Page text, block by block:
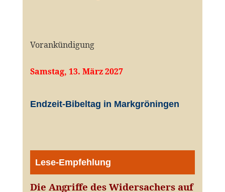
Vorankündigung
Samstag, 13. März 2027
Endzeit-Bibeltag in Markgröningen
Lese-Empfehlung
Die Angriffe des Widersachers auf